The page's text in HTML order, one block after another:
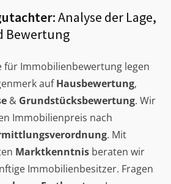
Analyse der Lage,
Bewertung
für Immobilienbewertung legen
aufHausbewertung,
& Grundstücksbewertung. Wir
Immobilienpreis nach
. Mit
Marktkenntnis beraten wir
Immobilienbesitzer. Fragen